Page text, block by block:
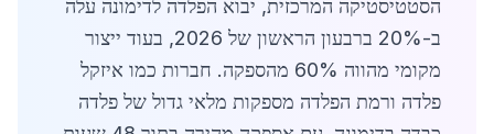
הסטטיסטיקה המרכזית, יבוא הפלדה לדימונה עלה
ב-20% ברבעון הראשון של 2026, בעוד ייצור
מקומי מהווה 60% מהספקה. חברות כמו איזקל
פלדה ורמת הפלדה מספקות מלאי גדול של פלדה